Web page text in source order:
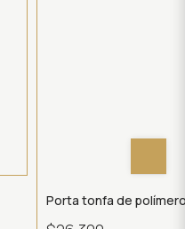
Porta tonfa de